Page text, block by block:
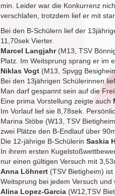
min. Leider war die Konkurrenz
verschlafen, trotzdem lief er mit
Bei den B-Schülern lief der
11,70sek Vierter.
Marcel Langjahr (M13, TSV
Platz. Im Weitsprung sprang er im
Niklas Vogt (M13, Spvgg
Bei den 13jährigen Schülerinnen lief
Man darf gespannt sein auf die
Eine prima Vorstellung zeigte auch
Im Vorlauf lief sie 8,78sek.
Marina Stöbe (W13, TSV
zwei Plätze den B-Endlauf über
Die 12-jährige B-SchülerinSaskia
In ihrem ersten
nur einen gültigen Versuch mit
Anna Löhnert (TSV Bietigheim)
Weitsprung bei jedem Versuch
Alina Lopez-Garcia (W12,TSV